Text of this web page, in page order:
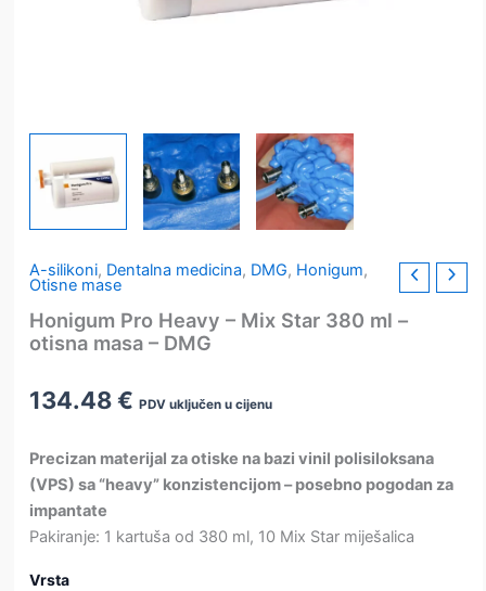
A-silikoni, Dentalna medicina, DMG, Honigum,
Otisne mase
Honigum Pro Heavy – Mix Star 380 ml –
otisna masa – DMG
134.48€ PDV uključen u cijenu
Precizan materijal za otiske na bazi vinil polisiloksana
(VPS) sa “heavy” konzistencijom – posebno pogodan za
impantate
Pakiranje: 1 kartuša od 380 ml, 10 Mix Star miješalica
Vrsta